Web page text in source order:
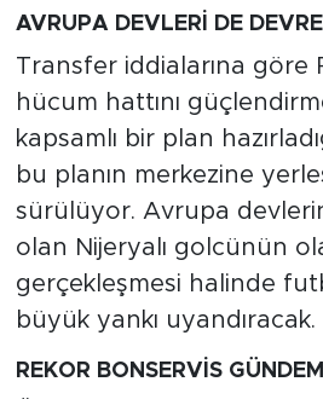
AVRUPA DEVLERİ DE
Transfer iddialarına göre
hücum hattını
kapsamlı bir plan
bu planın merkezine
sürülüyor. Avrupa
olan Nijeryalı golcünün
gerçekleşmesi halinde
büyük yankı uyandıracak.
REKOR BONSERVİS